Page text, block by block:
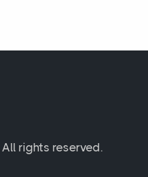
All rights reserved.